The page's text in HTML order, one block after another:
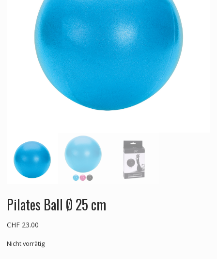
Pilates Ball Ø 25 cm
CHF23.00
Nicht vorrätig